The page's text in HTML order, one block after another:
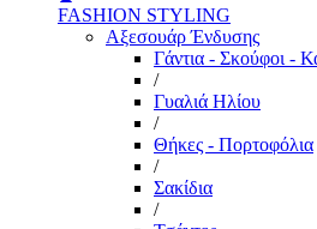
FASHION STYLING
Αξεσουάρ Ένδυσης
Γάντια - Σκούφοι -
/
Γυαλιά Ηλίου
/
Θήκες - Πορτοφόλια
/
Σακίδια
/